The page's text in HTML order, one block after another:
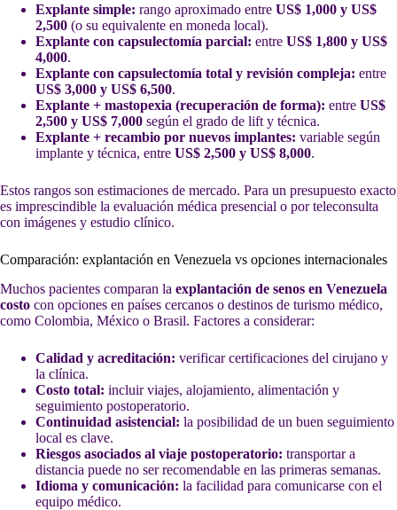
Explante simple: rango aproximado entre US$ 1,000 y US$
2,500 (o su equivalente en moneda local).
Explante con capsulectomía parcial: entre US$ 1,800 y US$
4,000.
Explante con capsulectomía total y revisión compleja: entre
US$ 3,000 y US$ 6,500.
Explante + mastopexia (recuperación de forma): entre US$
2,500 y US$ 7,000 según el grado de lift y técnica.
Explante + recambio por nuevos implantes: variable según
implante y técnica, entre US$ 2,500 y US$ 8,000.
Estos rangos son estimaciones de mercado. Para un presupuesto exacto
es imprescindible la evaluación médica presencial o por teleconsulta
con imágenes y estudio clínico.
Comparación: explantación en Venezuela vs opciones internacionales
Muchos pacientes comparan la explantación de senos en Venezuela
costo con opciones en países cercanos o destinos de turismo médico,
como Colombia, México o Brasil. Factores a considerar:
Calidad y acreditación: verificar certificaciones del cirujano y
la clínica.
Costo total: incluir viajes, alojamiento, alimentación y
seguimiento postoperatorio.
Continuidad asistencial: la posibilidad de un buen seguimiento
local es clave.
Riesgos asociados al viaje postoperatorio: transportar a
distancia puede no ser recomendable en las primeras semanas.
Idioma y comunicación: la facilidad para comunicarse con el
equipo médico.